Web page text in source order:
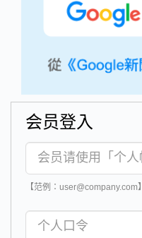
会员登入
【范例：user@company.com】